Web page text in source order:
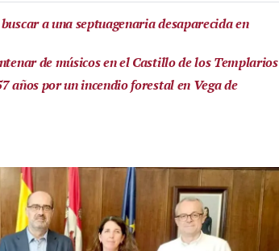
a una septuagenaria desaparecida en
de músicos en el Castillo de los Templarios
años por un incendio forestal en Vega de